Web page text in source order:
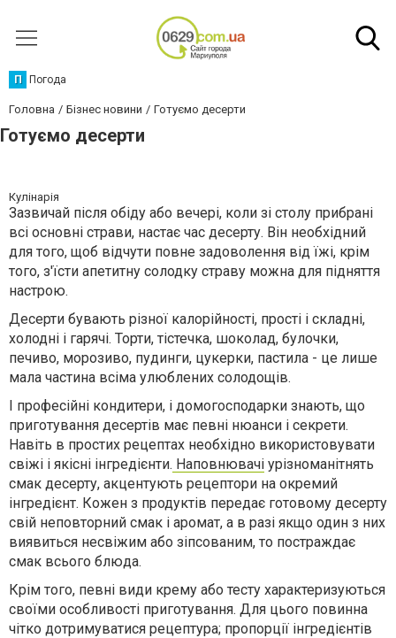
П Погода
Головна Бізнес новини Готуємо десерти
Готуємо десерти
Кулінарія
Зазвичай після обіду або вечері, коли зі столу прибрані
всі основні страви, настає час десерту. Він необхідний
для того, щоб відчути повне задоволення від їжі, крім
того, з'їсти апетитну солодку страву можна для підняття
настрою.
Десерти бувають різної калорійності, прості і складні,
холодні і гарячі. Торти, тістечка, шоколад, булочки,
печиво, морозиво, пудинги, цукерки, пастила - це лише
мала частина всіма улюблених солодощів.
І професійні кондитери, і домогосподарки знають, що
приготування десертів має певні нюанси і секрети.
Навіть в простих рецептах необхідно використовувати
свіжі і якісні інгредієнти. Наповнювачі урізноманітнять
смак десерту, акцентують рецептори на окремий
інгредієнт. Кожен з продуктів передає готовому десерту
свій неповторний смак і аромат, а в разі якщо один з них
виявиться несвіжим або зіпсованим, то постраждає
смак всього блюда.
Крім того, певні види крему або тесту характеризуються
своїми особливості приготування. Для цього повинна
чітко дотримуватися рецептура; пропорції інгредієнтів